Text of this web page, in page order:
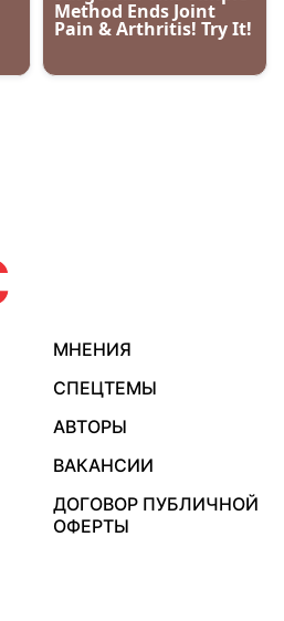
МНЕНИЯ
СПЕЦТЕМЫ
АВТОРЫ
ВАКАНСИИ
ДОГОВОР ПУБЛИЧНОЙ
ОФЕРТЫ